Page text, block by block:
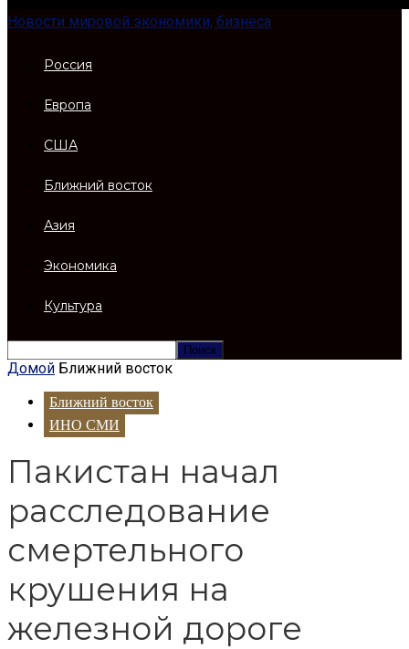
Новости мировой экономики, бизнеса
Россия
Европа
США
Ближний восток
Азия
Экономика
Культура
Домой Ближний восток
Ближний восток
ИНО СМИ
Пакистан начал
расследование
смертельного
крушения на
железной дороге